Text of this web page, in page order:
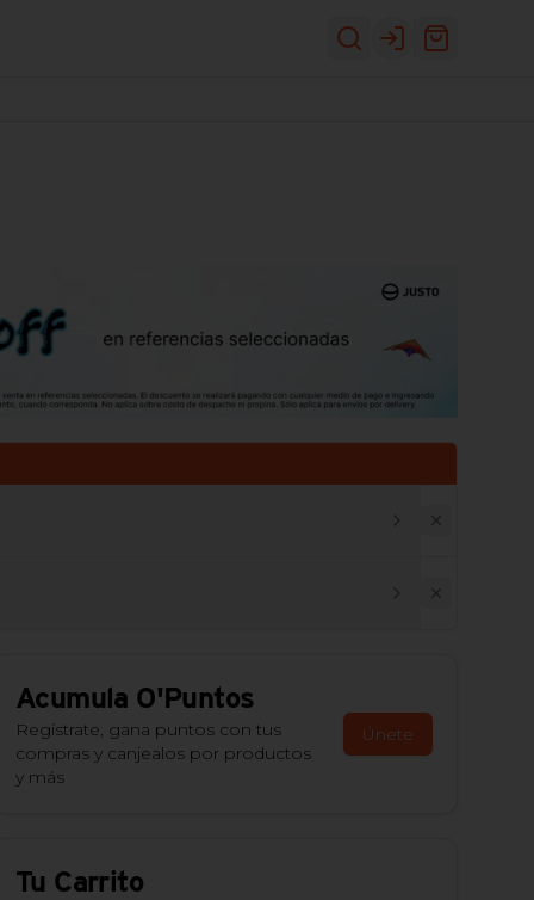
Login
Acumula O'Puntos
Regístrate, gana puntos con tus
compras y canjealos por productos
y más
Únete
Tu Carrito